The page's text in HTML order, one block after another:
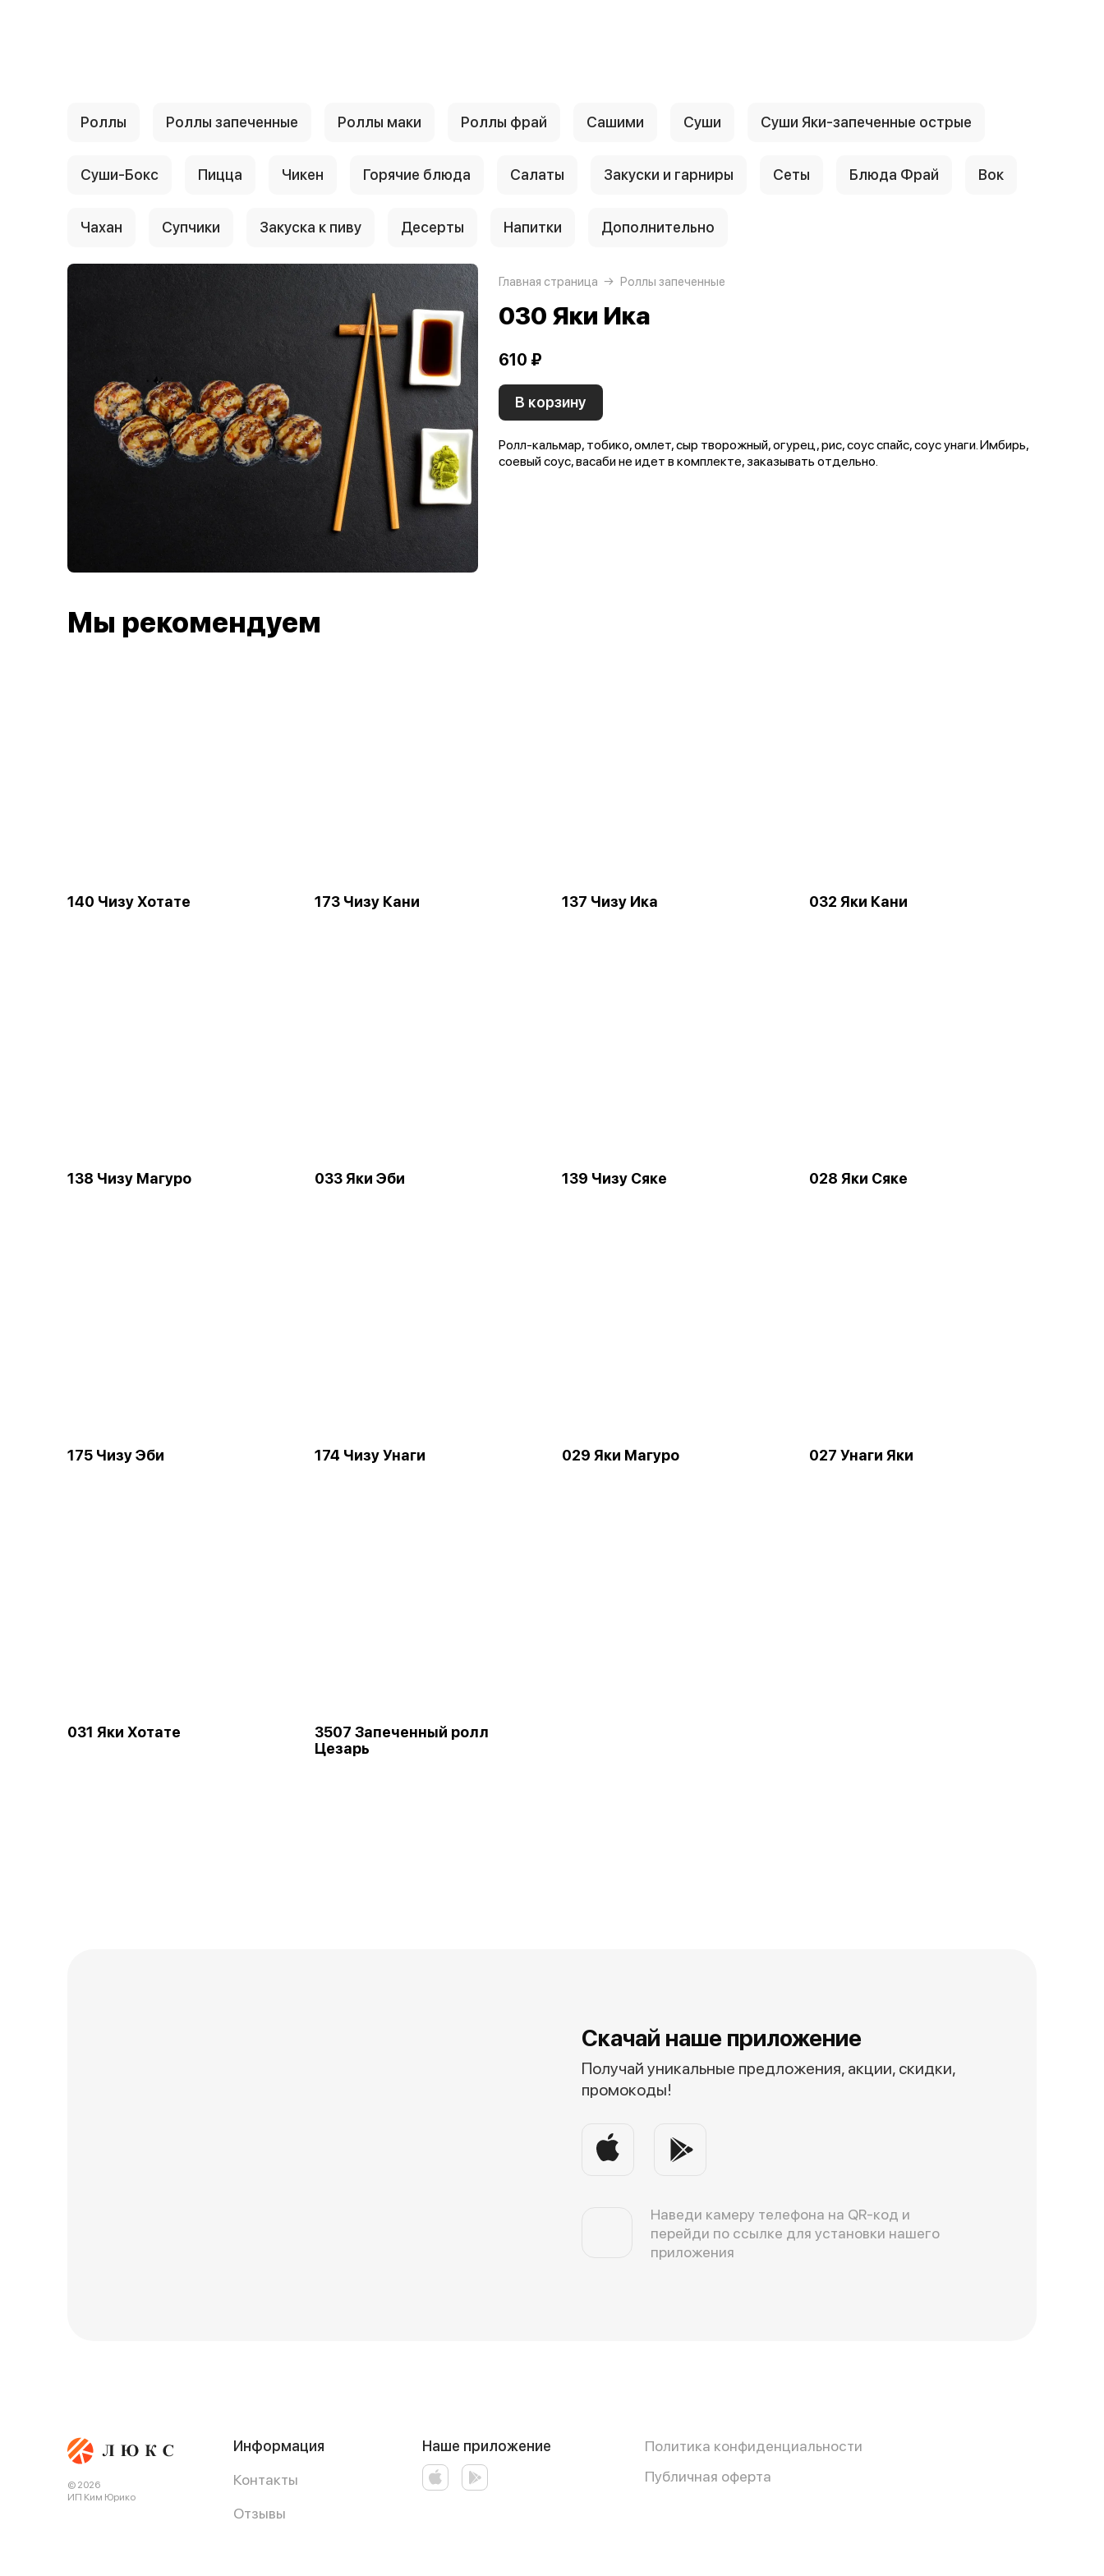
Роллы Роллы запеченные Роллы маки Роллы фрай Сашими Суши Суши Яки-запеченные острые
Суши-Бокс Пицца Чикен Горячие блюда Салаты Закуски и гарниры Сеты Блюда Фрай Вок
Чахан Супчики Закуска к пиву Десерты Напитки Дополнительно
Главная страница Роллы запеченные
030 Яки Ика
610 ₽
В корзину
Ролл-кальмар, тобико, омлет, сыр творожный, огурец, рис, соус спайс, соус унаги. Имбирь,
соевый соус, васаби не идет в комплекте, заказывать отдельно.
Мы рекомендуем
140 Чизу Хотате 173 Чизу Кани 137 Чизу Ика 032 Яки Кани
138 Чизу Магуро 033 Яки Эби 139 Чизу Сяке 028 Яки Сяке
175 Чизу Эби 174 Чизу Унаги 029 Яки Магуро 027 Унаги Яки
031 Яки Хотате
3507 Запеченный ролл
Цезарь
Скачай наше приложение
Получай уникальные предложения, акции, скидки,
промокоды!
Наведи камеру телефона на QR-код и
перейди по ссылке для установки нашего
приложения
© 2026
ИП Ким Юрико
Информация
Контакты
Отзывы
Наше приложение
Политика конфиденциальности
Публичная оферта